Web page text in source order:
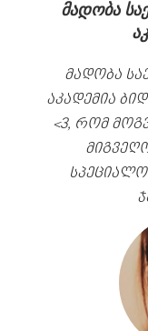
მადობა
მადობა
აკადემია
<3, რომ